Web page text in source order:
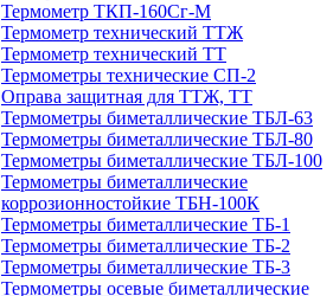
Термометр ТКП-160Сг-М
Термометр технический ТТЖ
Термометр технический ТТ
Термометры технические СП-2
Оправа защитная для ТТЖ, ТТ
Термометры биметаллические ТБЛ-63
Термометры биметаллические ТБЛ-80
Термометры биметаллические ТБЛ-100
Термометры биметаллические
коррозионностойкие ТБН-100К
Термометры биметаллические ТБ-1
Термометры биметаллические ТБ-2
Термометры биметаллические ТБ-3
Термометры осевые биметаллические